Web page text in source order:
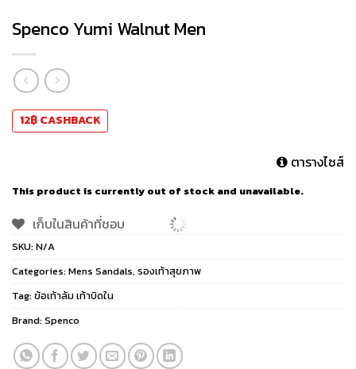
Spenco Yumi Walnut Men
12฿CASHBACK
ตารางไซส์
This product is currently out of stock and unavailable.
เก็บในสินค้าที่ชอบ
SKU:N/A
Categories:Mens Sandals, รองเท้าสุขภาพ
Tag:ข้อเท้าล้ม เท้าบิดใน
Brand:Spenco